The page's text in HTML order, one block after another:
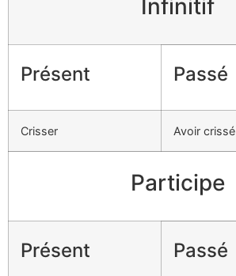
Infinitif
Présent Passé
Crisser Avoir crissé
Participe
Présent Passé